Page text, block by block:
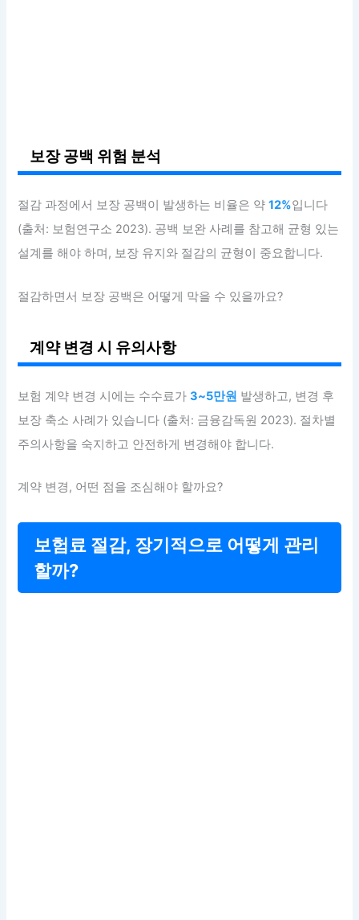
보장 공백 위험 분석
절감 과정에서 보장 공백이 발생하는 비율은 약12%입니다
(출처: 보험연구소 2023). 공백 보완 사례를 참고해 균형 있는
설계를 해야 하며, 보장 유지와 절감의 균형이 중요합니다.
절감하면서 보장 공백은 어떻게 막을 수 있을까요?
계약 변경 시 유의사항
보험 계약 변경 시에는 수수료가3~5만원 발생하고, 변경 후
보장 축소 사례가 있습니다 (출처: 금융감독원 2023). 절차별
주의사항을 숙지하고 안전하게 변경해야 합니다.
계약 변경, 어떤 점을 조심해야 할까요?
보험료 절감, 장기적으로 어떻게 관리
할까?